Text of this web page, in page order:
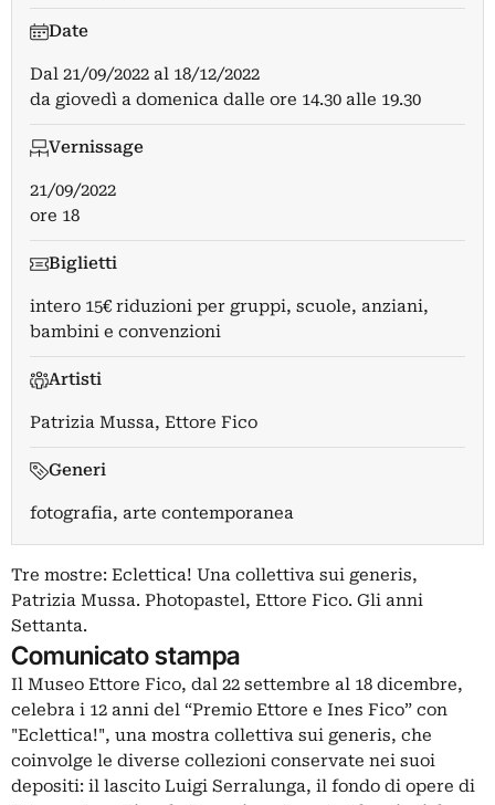
Date
Dal 21/09/2022 al 18/12/2022
da giovedì a domenica dalle ore 14.30 alle 19.30
Vernissage
21/09/2022
ore 18
Biglietti
intero 15€ riduzioni per gruppi, scuole, anziani,
bambini e convenzioni
Artisti
Patrizia Mussa, Ettore Fico
Generi
fotografia, arte contemporanea
Tre mostre: Eclettica! Una collettiva sui generis,
Patrizia Mussa. Photopastel, Ettore Fico. Gli anni
Settanta.
Comunicato stampa
Il Museo Ettore Fico, dal 22 settembre al 18 dicembre,
celebra i 12 anni del “Premio Ettore e Ines Fico” con
"Eclettica!", una mostra collettiva sui generis, che
coinvolge le diverse collezioni conservate nei suoi
depositi: il lascito Luigi Serralunga, il fondo di opere di